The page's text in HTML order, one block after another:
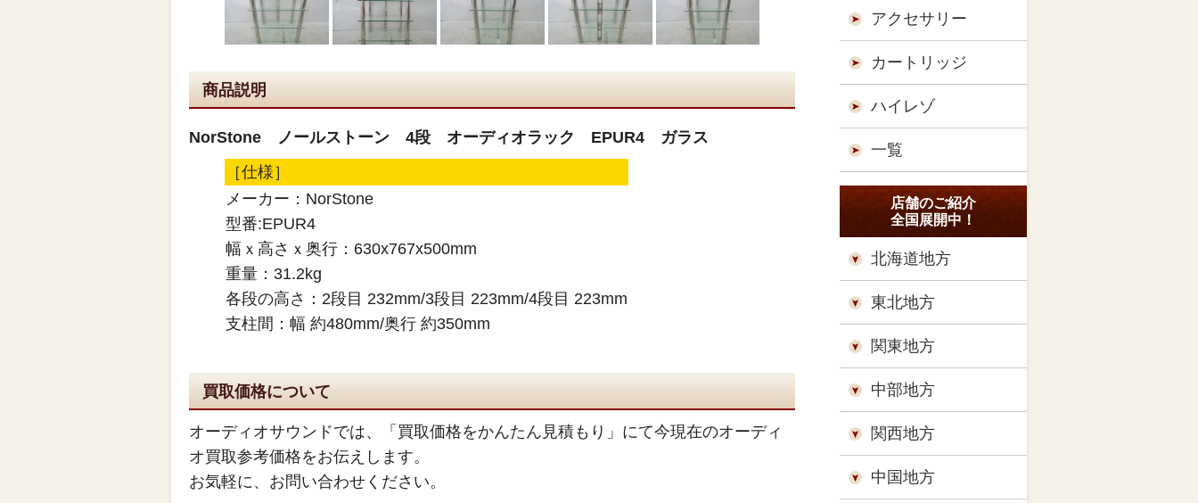
商品説明
NorStone ノールストーン 4段 オーディオラック EPUR4 ガラス
［仕様］
メーカー：NorStone
型番:EPUR4
幅ｘ高さｘ奥行：630x767x500mm
重量：31.2kg
各段の高さ：2段目 232mm/3段目 223mm/4段目 223mm
支柱間：幅 約480mm/奥行 約350mm
買取価格について
オーディオサウンドでは、「買取価格をかんたん見積もり」にて今現在のオーディ
オ買取参考価格をお伝えします。
お気軽に、お問い合わせください。
アクセサリー
カートリッジ
ハイレゾ
一覧
店舗のご紹介
全国展開中！
北海道地方
東北地方
関東地方
中部地方
関西地方
中国地方